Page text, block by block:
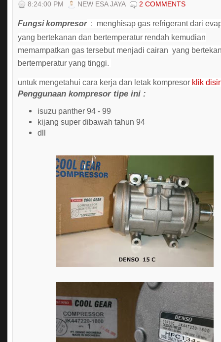
8:24:00 PM NEW ESA JAYA 2 COMMENTS
Fungsi kompresor : menghisap gas refrigerant dari
yang bertekanan dan bertemperatur rendah kemudian
memampatkan gas tersebut menjadi cairan yang
bertemperatur yang tinggi.
untuk mengetahui cara kerja dan letak kompresor klik
Penggunaan kompresor tipe ini :
isuzu panther 94 - 99
kijang super dibawah tahun 94
dll